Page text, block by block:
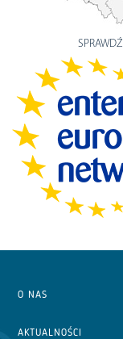
SPRAWDŹ
O NAS
AKTUALNOŚCI